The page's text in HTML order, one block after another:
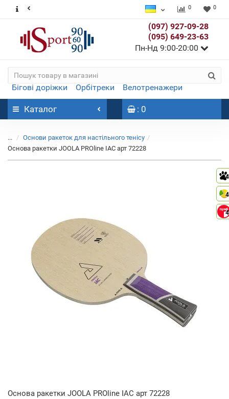
0 0
(097) 927-09-28
(095) 649-23-63
Пн-Нд 9:00-20:00
Бігові доріжки Орбітреки Велотренажери
Каталог : 0
...
Основи ракеток для настільного тенісу
Основа ракетки JOOLA PROline IAC арт 72228
4
4
4
Основа ракетки JOOLA PROline IAC арт 72228